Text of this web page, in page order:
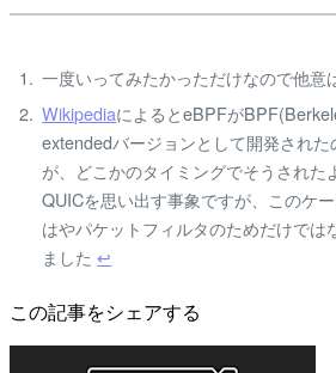
一度いってみたかっただけなので他
WikipediaによるとeBPFが
extendedバージョンとして開発され
が、どこかのタイミングでそうされた
QUICを思い出す事象ですが、このケ
はやパケットフィルタのためだけでは
ました↩
この記事をシェアする